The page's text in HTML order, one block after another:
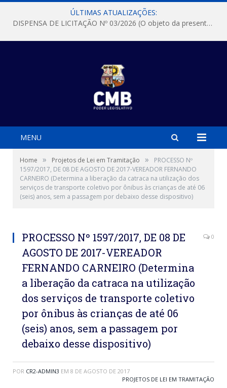
ÚLTIMAS ATUALIZAÇÕES:
DISPENSA DE LICITAÇÃO Nº 03/2026 (O objeto da presente dispensa é a escolha da proposta mais vantajosa para a aquisição, de aparelhos de ar condicionado, tipo Split, com material de instalação e fogão industrial, conforme condições, quantidades e exigências estabelecidas no termo de referencia e neste aviso de contratação direta e seus anexos)
MENU
Home » Projetos de Lei em Tramitação »
PROCESSO Nº
1597/2017, DE 08 DE AGOSTO DE 2017-VEREADOR FERNANDO
CARNEIRO (Determina a liberação da catraca na utilização dos
serviços de transporte coletivo por ônibus às crianças de até 06
(seis) anos, sem a passagem por debaixo desse dispositivo)
PROCESSO Nº 1597/2017, DE 08 DE
AGOSTO DE 2017-VEREADOR
FERNANDO CARNEIRO (Determina
a liberação da catraca na utilização
dos serviços de transporte coletivo
por ônibus às crianças de até 06
(seis) anos, sem a passagem por
debaixo desse dispositivo)
0
POR CR2-ADMIN3 EM 8 DE AGOSTO DE 2017
PROJETOS DE LEI EM TRAMITAÇÃO